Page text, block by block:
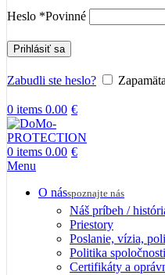
Heslo *Povinné
Prihlásiť sa
Zabudli ste heslo?
0 items 0.00 €
0 items 0.00 €
Menu
O násspoznajte nás
Náš príbeh /
Priestory
Poslanie, vízia,
Politika spoločnosti
Certifikáty a